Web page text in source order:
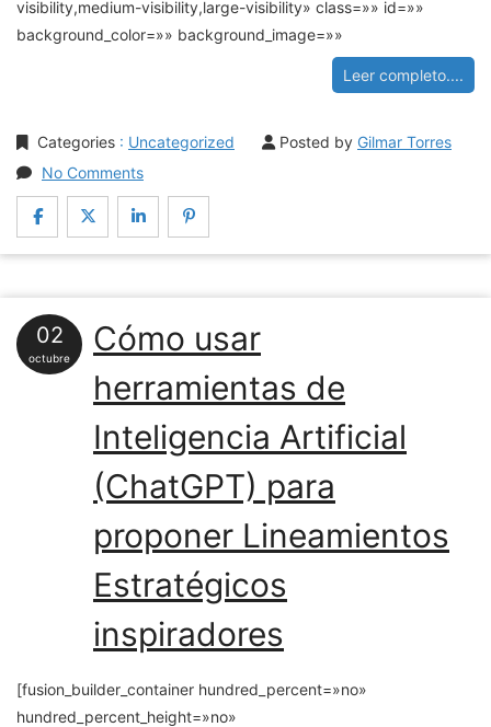
visibility,medium-visibility,large-visibility» class=»» id=»»
background_color=»» background_image=»»
Leer completo....
Categories : Uncategorized Posted by Gilmar Torres
No Comments
02
octubre
Cómo usar
herramientas de
Inteligencia Artificial
(ChatGPT) para
proponer Lineamientos
Estratégicos
inspiradores
[fusion_builder_container hundred_percent=»no»
hundred_percent_height=»no»